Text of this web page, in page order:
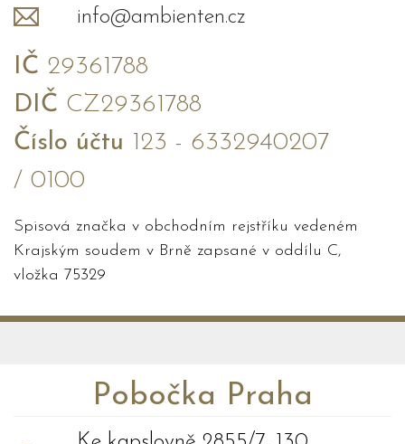
info@ambienten.cz
IČ 29361788
DIČ CZ29361788
Číslo účtu 123 - 6332940207
/ 0100
Spisová značka v obchodním rejstříku vedeném
Krajským soudem v Brně zapsané v oddílu C,
vložka 75329
Pobočka Praha